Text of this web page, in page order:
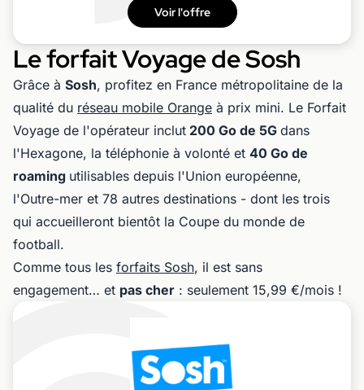
Voir l'offre
Le forfait Voyage de Sosh
Grâce à Sosh, profitez en France métropolitaine de la
qualité du réseau mobile Orange à prix mini. Le Forfait
Voyage de l'opérateur inclut 200 Go de 5G dans
l'Hexagone, la téléphonie à volonté et 40 Go de
roaming utilisables depuis l'Union européenne,
l'Outre-mer et 78 autres destinations - dont les trois
qui accueilleront bientôt la Coupe du monde de
football.
Comme tous les forfaits Sosh, il est sans
engagement… et pas cher : seulement 15,99 €/mois !